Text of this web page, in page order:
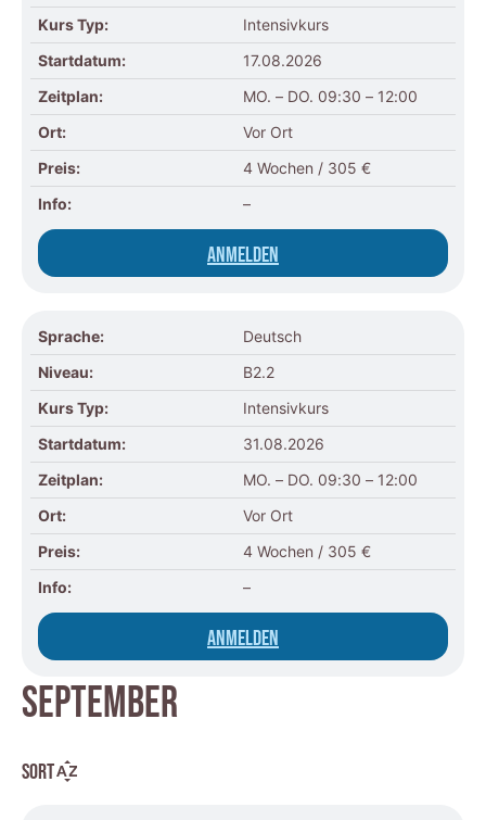
Kurs Typ:
Intensivkurs
Startdatum:
17.08.2026
Zeitplan:
MO. – DO. 09:30 – 12:00
Ort:
Vor Ort
Preis:
4 Wochen / 305 €
Info:
–
Anmelden
Sprache:
Deutsch
Niveau:
B2.2
Kurs Typ:
Intensivkurs
Startdatum:
31.08.2026
Zeitplan:
MO. – DO. 09:30 – 12:00
Ort:
Vor Ort
Preis:
4 Wochen / 305 €
Info:
–
Anmelden
SEPTEMBER
Sort